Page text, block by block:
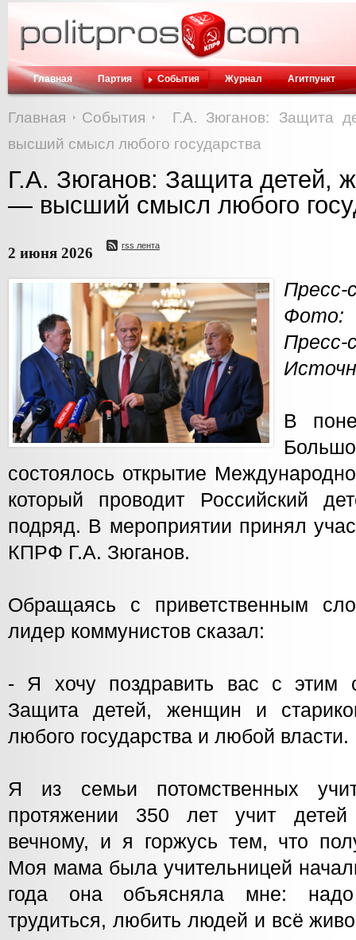
Главная Партия События Журнал Агитпункт
Главная События
Г.А. Зюганов: Защита
высший смысл любого государства
Г.А. Зюганов: Защита детей,
— высший смысл любого
2 июня 2026 rss лента
Фото:
В
состоялось открытие
который проводит Российский
подряд. В мероприятии принял
КПРФ Г.А. Зюганов.
Обращаясь с приветственным
лидер коммунистов сказал:
- Я хочу поздравить вас с этим
Защита детей, женщин и
любого государства и любой власти.
Я из семьи потомственных
протяжении 350 лет учит
вечному, и я горжусь тем, что
Моя мама была учительницей
года она объясняла мне:
трудиться, любить людей и всё